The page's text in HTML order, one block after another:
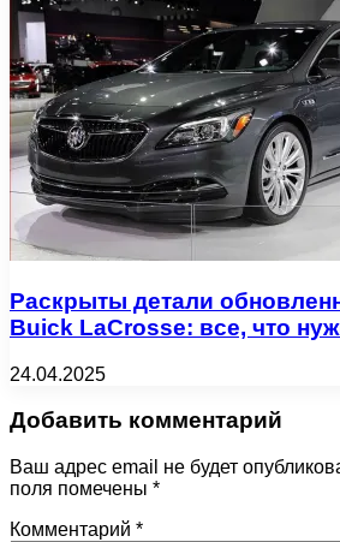
Раскрыты детали
Buick LaCrosse: все, что
24.04.2025
Добавить комментарий
Ваш адрес email не будет
поля помечены *
Комментарий *